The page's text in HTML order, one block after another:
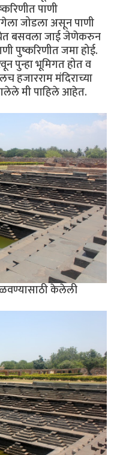
पाणी
जोडला असून पाणी
बसवला जाई जेणेकरुन
पुष्करिणीत जमा होई.
पुन्हा भूमिगत होत व
हजारराम मंदिराच्या
मी पाहिले आहेत.
केलेली